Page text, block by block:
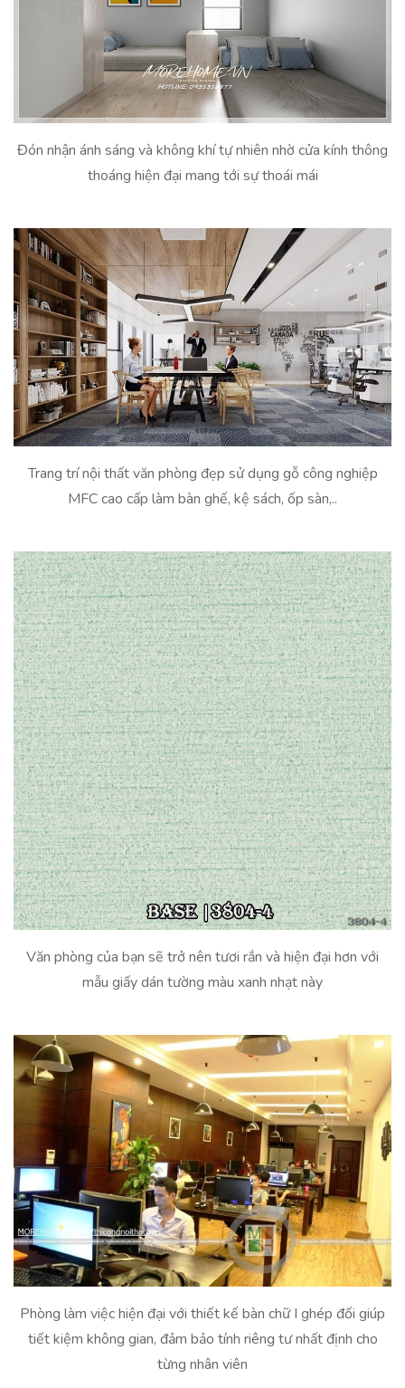
Đón nhận ánh sáng và không khí tự nhiên nhờ cửa kính thông
thoáng hiện đại mang tới sự thoái mái
Trang trí nội thất văn phòng đẹp sử dụng gỗ công nghiệp
MFC cao cấp làm bàn ghế, kệ sách, ốp sàn,..
Văn phòng của bạn sẽ trở nên tươi rắn và hiện đại hơn với
mẫu giấy dán tường màu xanh nhạt này
Phòng làm việc hiện đại với thiết kế bàn chữ I ghép đối giúp
tiết kiệm không gian, đảm bảo tính riêng tư nhất định cho
từng nhân viên